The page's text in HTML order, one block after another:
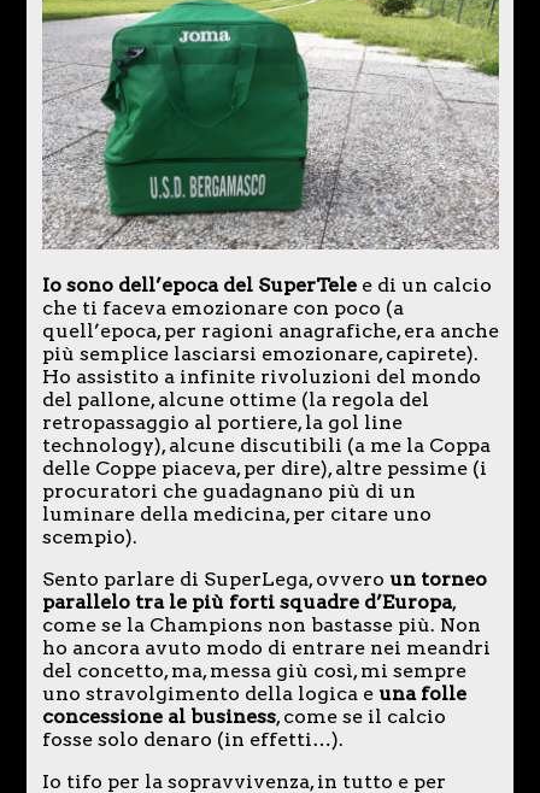
Io sono dell’epoca del SuperTele e di un calcio
che ti faceva emozionare con poco (a
quell’epoca, per ragioni anagrafiche, era anche
più semplice lasciarsi emozionare, capirete).
Ho assistito a infinite rivoluzioni del mondo
del pallone, alcune ottime (la regola del
retropassaggio al portiere, la gol line
technology), alcune discutibili (a me la Coppa
delle Coppe piaceva, per dire), altre pessime (i
procuratori che guadagnano più di un
luminare della medicina, per citare uno
scempio).
Sento parlare di SuperLega, ovvero un torneo
parallelo tra le più forti squadre d’Europa,
come se la Champions non bastasse più. Non
ho ancora avuto modo di entrare nei meandri
del concetto, ma, messa giù così, mi sempre
uno stravolgimento della logica e una folle
concessione al business, come se il calcio
fosse solo denaro (in effetti…).
Io tifo per la sopravvivenza, in tutto e per